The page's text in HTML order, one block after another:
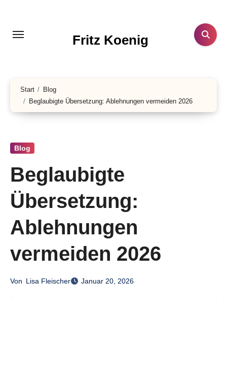
springen
Fritz Koenig
Start
Blog
Beglaubigte Übersetzung: Ablehnungen vermeiden 2026
Blog
Beglaubigte
Übersetzung:
Ablehnungen
vermeiden 2026
Von Lisa Fleischer Januar 20, 2026